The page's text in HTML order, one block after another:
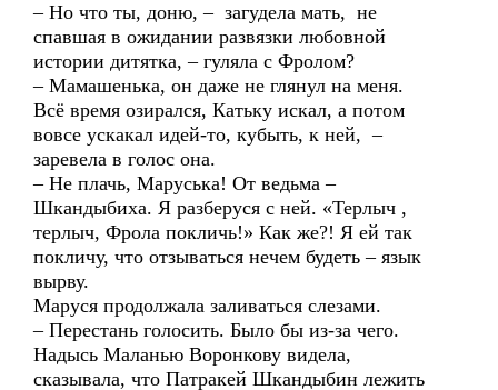
– Но что ты, доню, – загудела мать, не
спавшая в ожидании развязки любовной
истории дитятка, – гуляла с Фролом?
– Мамашенька, он даже не глянул на меня.
Всё время озирался, Катьку искал, а потом
вовсе ускакал идей-то, кубыть, к ней, –
заревела в голос она.
– Не плачь, Маруська! От ведьма –
Шкандыбиха. Я разберуся с ней. «Терлыч ,
терлыч, Фрола покличь!» Как же?! Я ей так
покличу, что отзываться нечем будеть – язык
вырву.
Маруся продолжала заливаться слезами.
– Перестань голосить. Было бы из-за чего.
Надысь Маланью Воронкову видела,
сказывала, что Патракей Шкандыбин лежить